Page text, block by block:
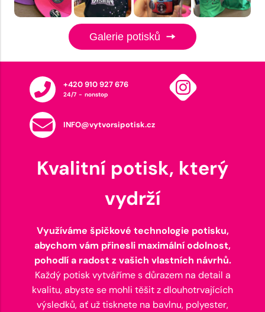
Galerie potisků
+420 910 927 676
24/7 - nonstop
INFO@vytvorsipotisk.cz
Kvalitní potisk, který
vydrží
Využíváme špičkové technologie potisku,
abychom vám přinesli maximální odolnost,
pohodlí a radost z vašich vlastních návrhů.
Každý potisk vytváříme s důrazem na detail a
kvalitu, abyste se mohli těšit z dlouhotrvajících
výsledků, ať už tisknete na bavlnu, polyester,